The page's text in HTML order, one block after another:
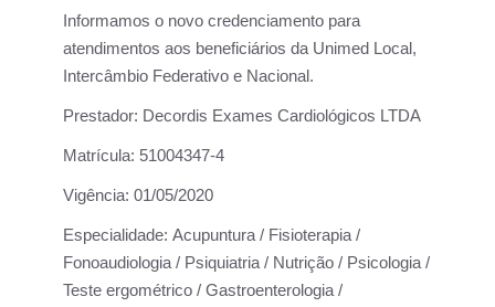
Informamos o novo credenciamento para
atendimentos aos beneficiários da Unimed Local,
Intercâmbio Federativo e Nacional.
Prestador: Decordis Exames Cardiológicos LTDA
Matrícula: 51004347-4
Vigência: 01/05/2020
Especialidade: Acupuntura / Fisioterapia /
Fonoaudiologia / Psiquiatria / Nutrição / Psicologia /
Teste ergométrico / Gastroenterologia /